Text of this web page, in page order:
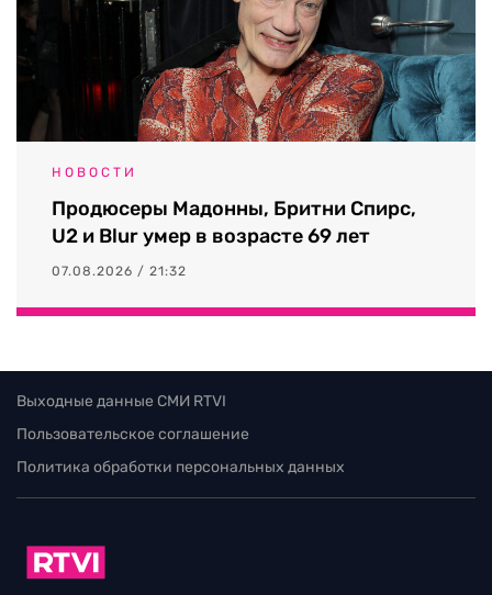
НОВОСТИ
Продюсеры Мадонны, Бритни Спирс,
U2 и Blur умер в возрасте 69 лет
07.08.2026 / 21:32
Выходные данные СМИ RTVI
Пользовательское соглашение
Политика обработки персональных данных